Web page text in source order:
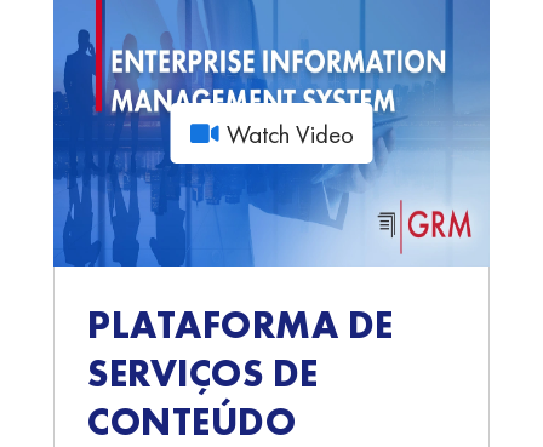
Watch Video
PLATAFORMA DE
SERVIÇOS DE
CONTEÚDO